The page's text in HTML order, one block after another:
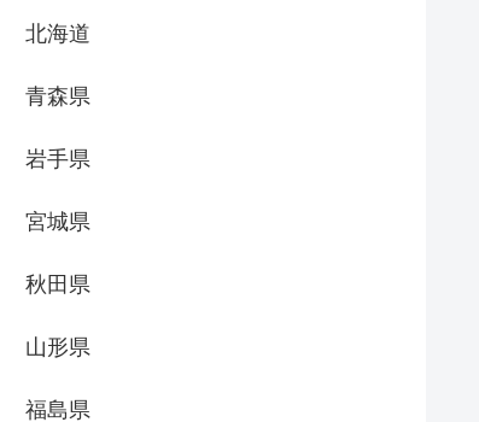
北海道
青森県
岩手県
宮城県
秋田県
山形県
福島県